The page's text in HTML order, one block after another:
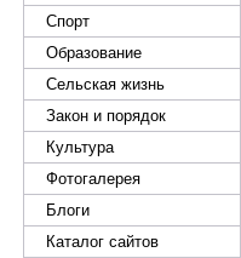
Спорт
Образование
Сельская жизнь
Закон и порядок
Культура
Фотогалерея
Блоги
Каталог сайтов